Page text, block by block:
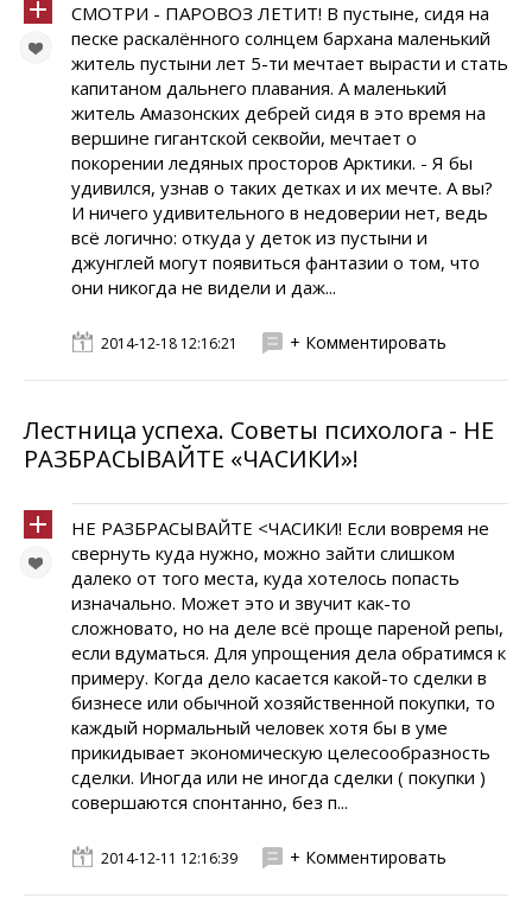
СМОТРИ - ПАРОВОЗ ЛЕТИТ! В пустыне, сидя на
песке раскалённого солнцем бархана маленький
житель пустыни лет 5-ти мечтает вырасти и стать
капитаном дальнего плавания. А маленький
житель Амазонских дебрей сидя в это время на
вершине гигантской секвойи, мечтает о
покорении ледяных просторов Арктики. - Я бы
удивился, узнав о таких детках и их мечте. А вы?
И ничего удивительного в недоверии нет, ведь
всё логично: откуда у деток из пустыни и
джунглей могут появиться фантазии о том, что
они никогда не видели и даж...
2014-12-18 12:16:21 + Комментировать
Лестница успеха. Советы психолога - НЕ
РАЗБРАСЫВАЙТЕ «ЧАСИКИ»!
НЕ РАЗБРАСЫВАЙТЕ <ЧАСИКИ! Если вовремя не
свернуть куда нужно, можно зайти слишком
далеко от того места, куда хотелось попасть
изначально. Может это и звучит как-то
сложновато, но на деле всё проще пареной репы,
если вдуматься. Для упрощения дела обратимся к
примеру. Когда дело касается какой-то сделки в
бизнесе или обычной хозяйственной покупки, то
каждый нормальный человек хотя бы в уме
прикидывает экономическую целесообразность
сделки. Иногда или не иногда сделки ( покупки )
совершаются спонтанно, без п...
2014-12-11 12:16:39 + Комментировать